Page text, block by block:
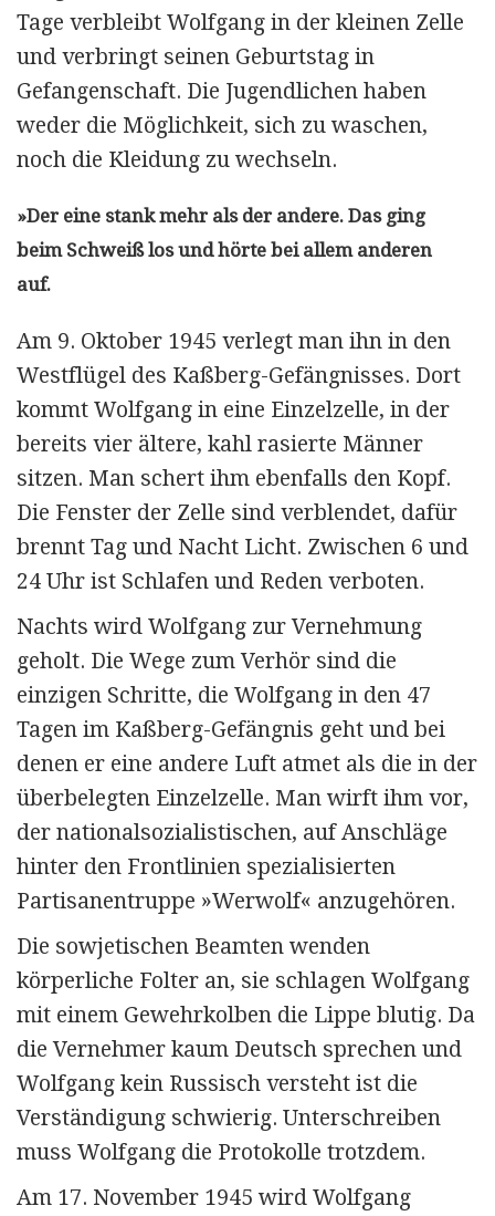
Tage verbleibt Wolfgang in der kleinen Zelle
und verbringt seinen Geburtstag in
Gefangenschaft. Die Jugendlichen haben
weder die Möglichkeit, sich zu waschen,
noch die Kleidung zu wechseln.
»Der eine stank mehr als der andere. Das ging
beim Schweiß los und hörte bei allem anderen
auf.
Am 9. Oktober 1945 verlegt man ihn in den
Westflügel des Kaßberg-Gefängnisses. Dort
kommt Wolfgang in eine Einzelzelle, in der
bereits vier ältere, kahl rasierte Männer
sitzen. Man schert ihm ebenfalls den Kopf.
Die Fenster der Zelle sind verblendet, dafür
brennt Tag und Nacht Licht. Zwischen 6 und
24 Uhr ist Schlafen und Reden verboten.
Nachts wird Wolfgang zur Vernehmung
geholt. Die Wege zum Verhör sind die
einzigen Schritte, die Wolfgang in den 47
Tagen im Kaßberg-Gefängnis geht und bei
denen er eine andere Luft atmet als die in der
überbelegten Einzelzelle. Man wirft ihm vor,
der nationalsozialistischen, auf Anschläge
hinter den Frontlinien speziali­sierten
Partisanen­truppe »Werwolf« anzugehören.
Die sowje­tischen Beamten wenden
körperliche Folter an, sie schlagen Wolfgang
mit einem Gewehrkolben die Lippe blutig. Da
die Vernehmer kaum Deutsch sprechen und
Wolfgang kein Russisch versteht ist die
Verständigung schwierig. Unterschreiben
muss Wolfgang die Protokolle trotzdem.
Am 17. November 1945 wird Wolfgang